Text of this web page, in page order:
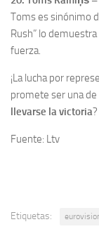
Toms es sinónimo
Rush” lo
fuerza.
¡La lucha por
promete ser una de
llevarse la victoria
Fuente: Ltv
Etiquetas: